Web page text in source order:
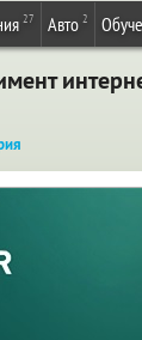
27 Авто 2